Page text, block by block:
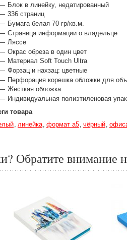
Блок в линейку, недатированный
336 страниц
Бумага белая 70 гр/кв.м.
Страница информации о владельце
Ляссе
Окрас обреза в один цвет
Материал Soft Touch Ultra
Форзац и нахзац: цветные
Перфорация корешка обложки для
Жесткая обложка
Индивидуальная полиэтиленовая
товара
линейка формат а5 чёрный
Обратите внимание